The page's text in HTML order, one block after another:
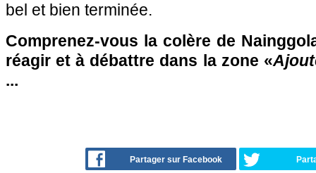
bel et bien terminée.
Comprenez-vous la colère de
réagir et à débattre dans la zone «
...
Partager sur Facebook